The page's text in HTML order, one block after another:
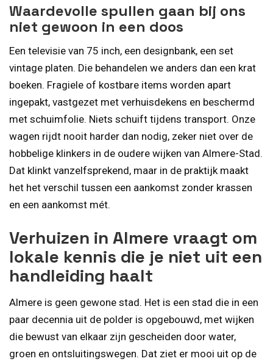
Waardevolle spullen gaan bij ons
niet gewoon in een doos
Een televisie van 75 inch, een designbank, een set
vintage platen. Die behandelen we anders dan een krat
boeken. Fragiele of kostbare items worden apart
ingepakt, vastgezet met verhuisdekens en beschermd
met schuimfolie. Niets schuift tijdens transport. Onze
wagen rijdt nooit harder dan nodig, zeker niet over de
hobbelige klinkers in de oudere wijken van Almere-Stad.
Dat klinkt vanzelfsprekend, maar in de praktijk maakt
het het verschil tussen een aankomst zonder krassen
en een aankomst mét.
Verhuizen in Almere vraagt om
lokale kennis die je niet uit een
handleiding haalt
Almere is geen gewone stad. Het is een stad die in een
paar decennia uit de polder is opgebouwd, met wijken
die bewust van elkaar zijn gescheiden door water,
groen en ontsluitingswegen. Dat ziet er mooi uit op de